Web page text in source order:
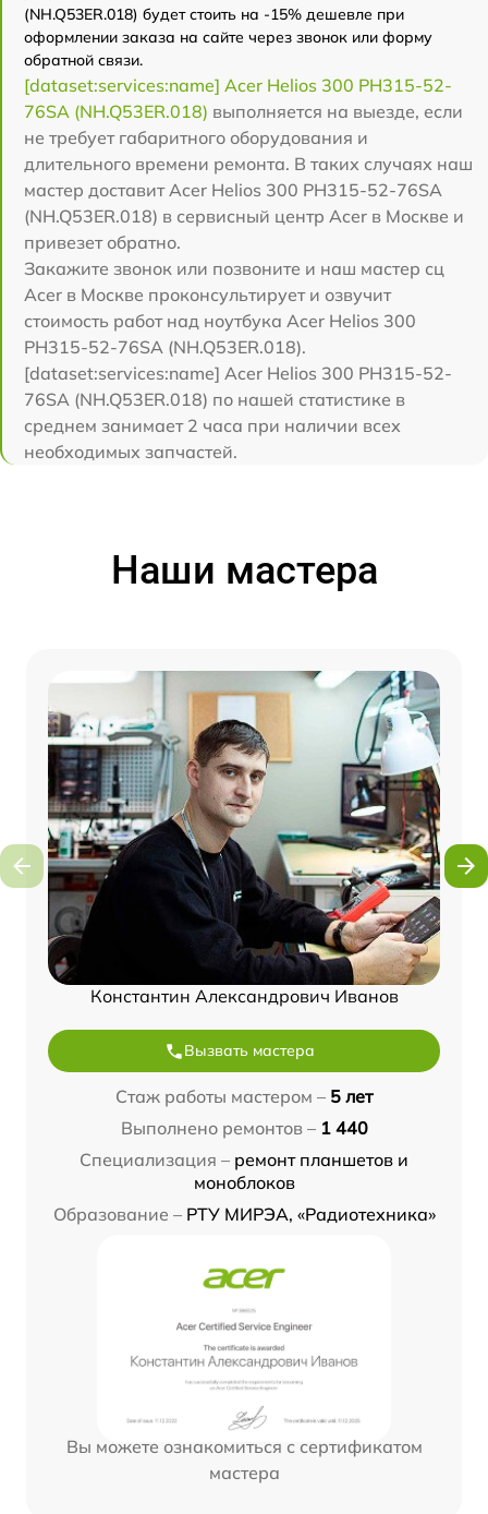
(NH.Q53ER.018) будет стоить на -15% дешевле при
оформлении заказа на сайте через звонок или форму
обратной связи.
[dataset:services:name] Acer Helios 300 PH315-52-
76SA (NH.Q53ER.018) выполняется на выезде, если
не требует габаритного оборудования и
длительного времени ремонта. В таких случаях наш
мастер доставит Acer Helios 300 PH315-52-76SA
(NH.Q53ER.018) в сервисный центр Acer в Москве и
привезет обратно.
Закажите звонок или позвоните и наш мастер сц
Acer в Москве проконсультирует и озвучит
стоимость работ над ноутбука Acer Helios 300
PH315-52-76SA (NH.Q53ER.018).
[dataset:services:name] Acer Helios 300 PH315-52-
76SA (NH.Q53ER.018) по нашей статистике в
среднем занимает 2 часа при наличии всех
необходимых запчастей.
Наши мастера
Константин Александрович Иванов
Вызвать мастера
Стаж работы мастером – 5 лет
Выполнено ремонтов – 1 440
Специализация – ремонт планшетов и
моноблоков
Образование – РТУ МИРЭА, «Радиотехника»
Вы можете ознакомиться с сертификатом
мастера